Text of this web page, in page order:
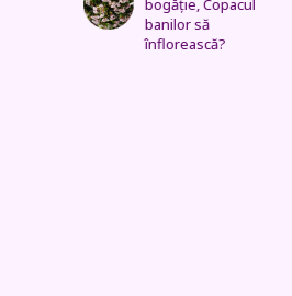
spectaculoase. Flori
colorate care
infloresc toata vara si